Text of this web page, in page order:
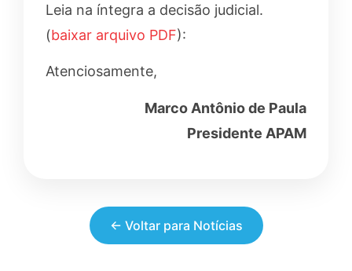
Leia na íntegra a decisão judicial.
(baixar arquivo PDF):
Atenciosamente,
Marco Antônio de Paula
Presidente APAM
← Voltar para Notícias